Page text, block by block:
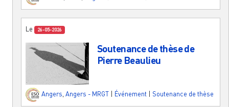
Le 26-05-2026
Soutenance de thèse de
Pierre Beaulieu
Angers, Angers - MRGT Événement Soutenance de thèse